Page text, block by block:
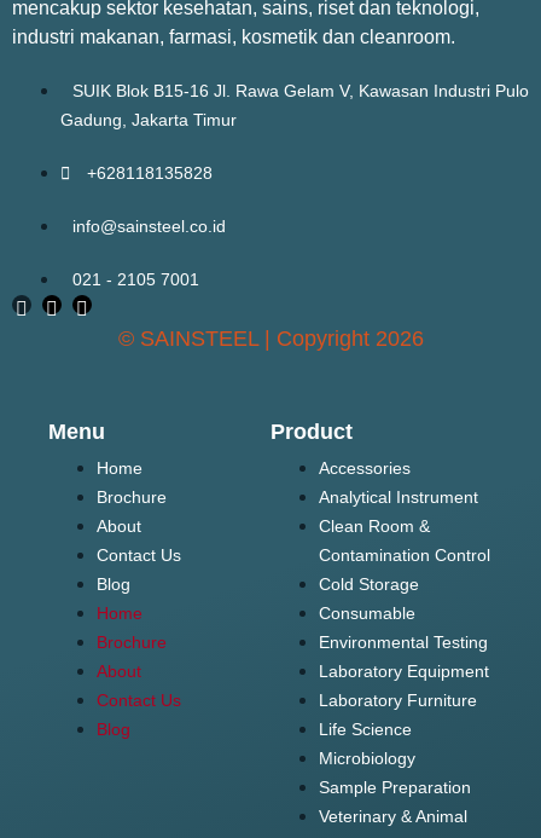
mencakup sektor kesehatan, sains, riset dan teknologi,
industri makanan, farmasi, kosmetik dan cleanroom.
SUIK Blok B15-16 Jl. Rawa Gelam V, Kawasan Industri Pulo
Gadung, Jakarta Timur
+628118135828
info@sainsteel.co.id
021 - 2105 7001
© SAINSTEEL | Copyright 2026
Menu
Home
Brochure
About
Contact Us
Blog
Home
Brochure
About
Contact Us
Blog
Product
Accessories
Analytical Instrument
Clean Room &
Contamination Control
Cold Storage
Consumable
Environmental Testing
Laboratory Equipment
Laboratory Furniture
Life Science
Microbiology
Sample Preparation
Veterinary & Animal